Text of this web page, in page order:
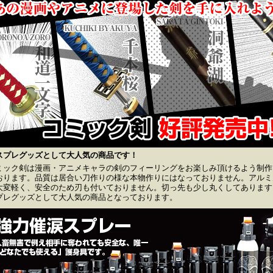
プレグッズとして大人気の商品です！
ック剣は漫画・アニメキャラの剣のフィーリングをお楽しみ頂けるよう制
ります。品質は居合い刀作りの様な本物作りにはなっておりません。アル
変軽く、安全のため刃も付いておりません。切っ先も少し丸くしてありま
レグッズとして大人気の商品となっております。